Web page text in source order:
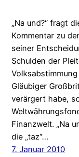
„Na und?“ fragt
Kommentar zu
seiner
Schulden der
Gläubiger
verärgert habe,
Finanzwelt. „Na
die „taz“…
7. Januar 2010